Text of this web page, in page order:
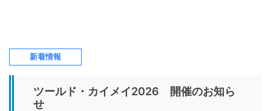
新着情報
ツールド・カイメイ2026 開催のお知ら
せ